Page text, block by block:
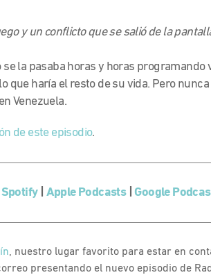
y un conflicto que se salió de la
se la pasaba horas y horas programando
que haría el resto de su vida. Pero
Venezuela.
de este episodio.
Spotify| Apple Podcasts| Google
, nuestro lugar favorito para estar en
presentando el nuevo episodio de